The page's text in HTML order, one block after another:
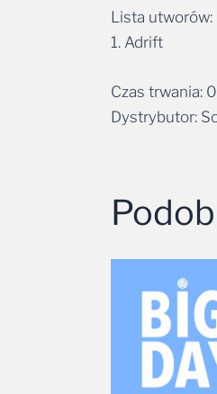
Lista utworów:
1. Adrift
Czas trwania:
Dystrybutor: